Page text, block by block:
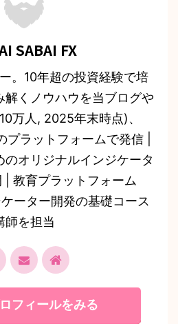
SABAI FX
。10年超の投資経験で培
解くノウハウを当ブログや
万人, 2025年末時点)、
ラットフォームで発信 |
のオリジナルインジケータ
| 教育プラットフォーム
ーター開発の基礎コース
師を担当
フィールをみる